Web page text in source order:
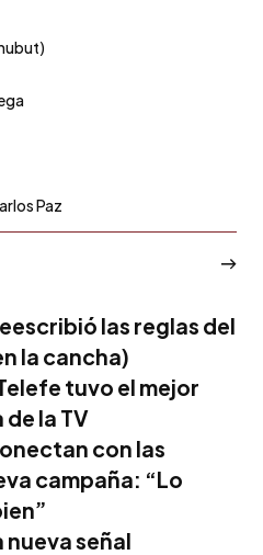
Paz
las reglas del
la cancha)
tuvo el mejor
la TV
con las
campaña: “Lo
señal